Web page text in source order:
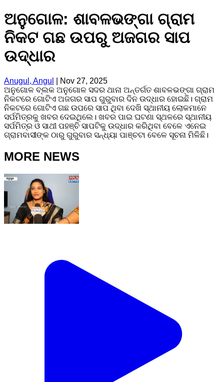
ଅନୁଗୋଳ: ଶାବଳଭଙ୍ଗା ଗ୍ରାମ
ନିକଟ ଗଛ ଉପରୁ ଅଜଗର ସାପ
ଉଦ୍ଧାର
Anugul, Angul
Nov 27, 2025
ଅନୁଗୋଳ ବ୍ଲକ ଅନୁଗୋଳ ସଦର ଥାନା ଅନ୍ତର୍ଗତ ଶାବଳଭଙ୍ଗା ଗ୍ରାମ
ନିକଟରେ ଗୋଟିଏ ଅଜଗର ସାପ ଗୁରୁବାର ଦିନ ଉଦ୍ଧାର ହୋଇଛି। ଗ୍ରାମ
ନିକଟରେ ଗୋଟିଏ ଗଛ ଉପରେ ସାପ ଥିବା ଦେଖି ସ୍ଥାନୀୟ ଲୋକମାନେ
ସର୍ପମିତ୍ରକୁ ଖବର ଦେଇଥିଲେ। ଖବର ପାଇ ଘଟଣା ସ୍ଥଳରେ ସ୍ଥାନୀୟ
ସର୍ପମିତ୍ର ଓ ସାଥୀ ପହଞ୍ଚି ସାପଟିକୁ ଉଦ୍ଧାର କରିଥିବା ବେଳେ ଏନେଇ
ଗ୍ରାମବାସୀଙ୍କ ଠାରୁ ଗୁରୁବାର ସନ୍ଧ୍ୟା ପାଞ୍ଚଟା ବେଳେ ସୂଚନା ମିଳିଛି।
MORE NEWS